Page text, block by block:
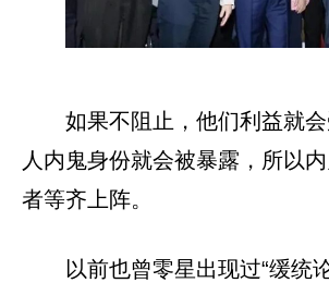
如果不阻止，他们利益就
人内鬼身份就会被暴露，所以
者等齐上阵。
以前也曾零星出现过“缓统